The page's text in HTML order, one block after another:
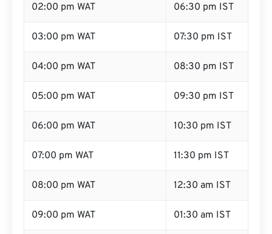
02:00 pm WAT 06:30 pm IST
03:00 pm WAT 07:30 pm IST
04:00 pm WAT 08:30 pm IST
05:00 pm WAT 09:30 pm IST
06:00 pm WAT 10:30 pm IST
07:00 pm WAT 11:30 pm IST
08:00 pm WAT 12:30 am IST
09:00 pm WAT 01:30 am IST